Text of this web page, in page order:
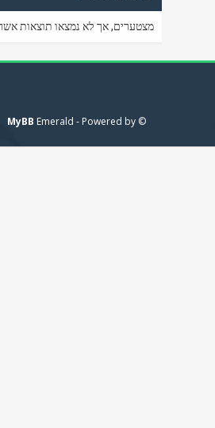
מצטערים, אך לא נמצאו תוצאות
© Emerald - Powered by
MyBB